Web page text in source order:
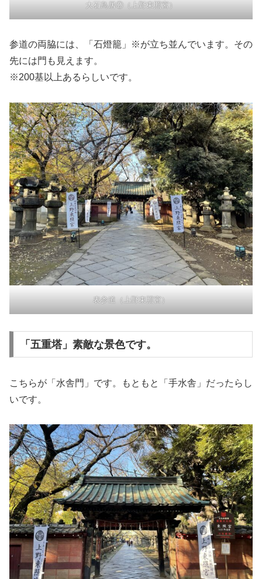
大石鳥居②（上野東照宮）
参道の両脇には、「石燈籠」※が立ち並んでいます。その
先には門も見えます。
※200基以上あるらしいです。
表参道（上野東照宮）
「五重塔」素敵な景色です。
こちらが「水舎門」です。もともと「手水舎」だったらし
いです。